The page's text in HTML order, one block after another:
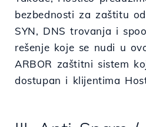
bezbednosti za zaštitu
SYN, DNS trovanja i
rešenje koje se nudi u
ARBOR zaštitni sistem
dostupan i klijentima